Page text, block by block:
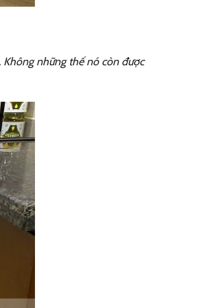
những thế nó còn được